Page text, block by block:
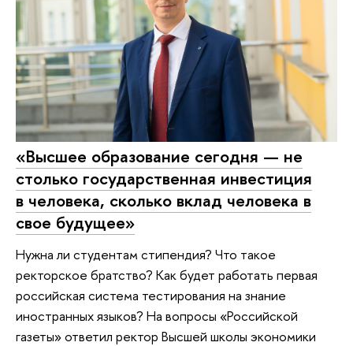
«Высшее образование сегодня — не
столько государственная инвестиция
в человека, сколько вклад человека в
свое будущее»
Нужна ли студентам стипендия? Что такое
ректорское братство? Как будет работать первая
российская система тестирования на знание
иностранных языков? На вопросы «Российской
газеты» ответил ректор Высшей школы экономики